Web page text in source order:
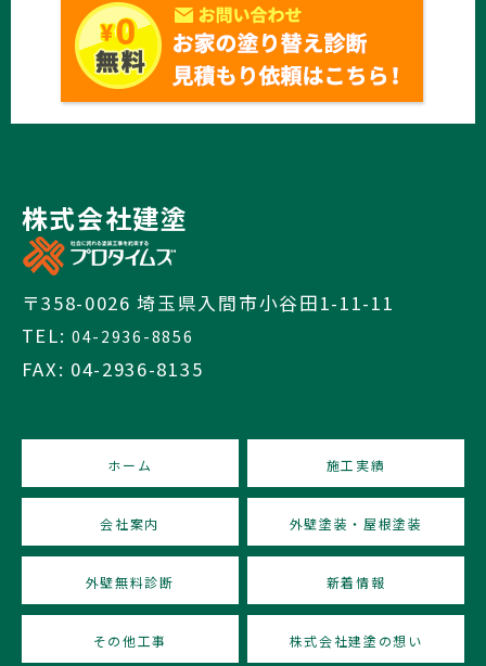
株式会社建塗
〒358-0026 埼玉県入間市小谷田1-11-11
TEL:04-2936-8856
FAX: 04-2936-8135
ホーム 施工実績
会社案内 外壁塗装・屋根塗装
外壁無料診断 新着情報
その他工事 株式会社建塗の想い